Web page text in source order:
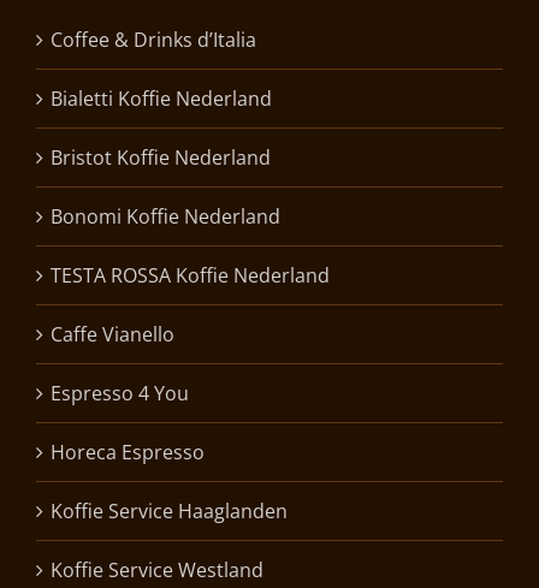
Coffee & Drinks d’Italia
Bialetti Koffie Nederland
Bristot Koffie Nederland
Bonomi Koffie Nederland
TESTA ROSSA Koffie Nederland
Caffe Vianello
Espresso 4 You
Horeca Espresso
Koffie Service Haaglanden
Koffie Service Westland